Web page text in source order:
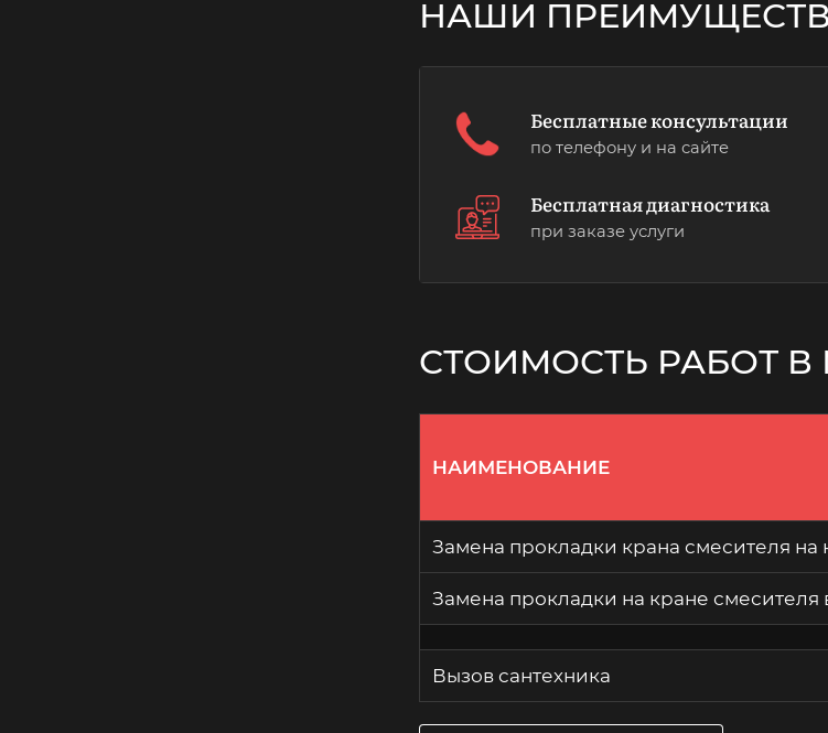
НАШИ
Бесплатные консультации
по телефону и на сайте
Бесплатная диагностика
при заказе услуги
СТОИМОСТЬ РАБОТ В
НАИМЕНОВАНИЕ
Замена прокладки крана смесителя на
Замена прокладки на кране смесителя
Вызов сантехника